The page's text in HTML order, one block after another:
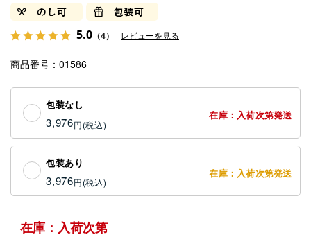
商品番号 01586
在庫：入荷次第
包装なし
3,976円
在庫：入荷次第発送
包装あり
3,976円
在庫：入荷次第発送
5.0 （4） レビューを見る